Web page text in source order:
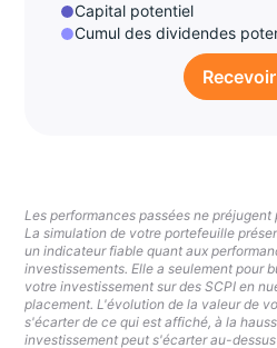
Capital potentiel
Cumul des dividendes
Les performances passées ne
La simulation de votre portefeuille
un indicateur fiable quant aux
investissements. Elle a seulement pour
votre investissement sur des SCPI en
placement. L'évolution de la valeur de
s'écarter de ce qui est affiché, à la
investissement peut s'écarter au-